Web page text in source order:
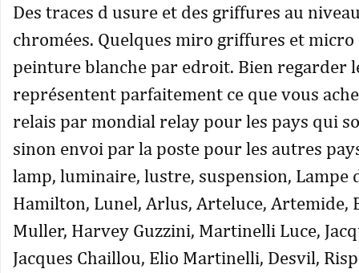
Des traces d usure et des griffures au
chromées. Quelques miro griffures et micro
peinture blanche par edroit. Bien regarder
représentent parfaitement ce que vous
relais par mondial relay pour les pays qui
sinon envoi par la poste pour les autres
lamp, luminaire, lustre, suspension, Lampe
Hamilton, Lunel, Arlus, Arteluce, Artemide,
Muller, Harvey Guzzini, Martinelli Luce,
Jacques Chaillou, Elio Martinelli, Desvil,